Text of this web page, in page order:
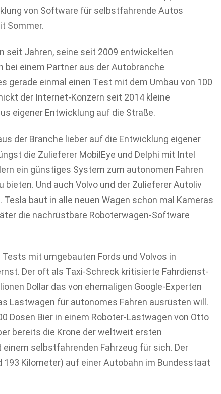
von Software für selbstfahrende Autos
Sommer.
seit Jahren, seine seit 2009 entwickelten
bei einem Partner aus der Autobranche
gerade einmal einen Test mit dem Umbau von 100
der Internet-Konzern seit 2014 kleine
eigener Entwicklung auf die Straße.
der Branche lieber auf die Entwicklung eigener
die Zulieferer MobilEye und Delphi mit Intel
ein günstiges System zum autonomen Fahren
bieten. Und auch Volvo und der Zulieferer Autoliv
baut in alle neuen Wagen schon mal Kameras
die nachrüstbare Roboterwagen-Software
mit umgebauten Fords und Volvos in
Der oft als Taxi-Schreck kritisierte Fahrdienst-
Dollar das von ehemaligen Google-Experten
Lastwagen für autonomes Fahren ausrüsten will.
Dosen Bier in einem Roboter-Lastwagen von Otto
bereits die Krone der weltweit ersten
selbstfahrenden Fahrzeug für sich. Der
193 Kilometer) auf einer Autobahn im Bundesstaat